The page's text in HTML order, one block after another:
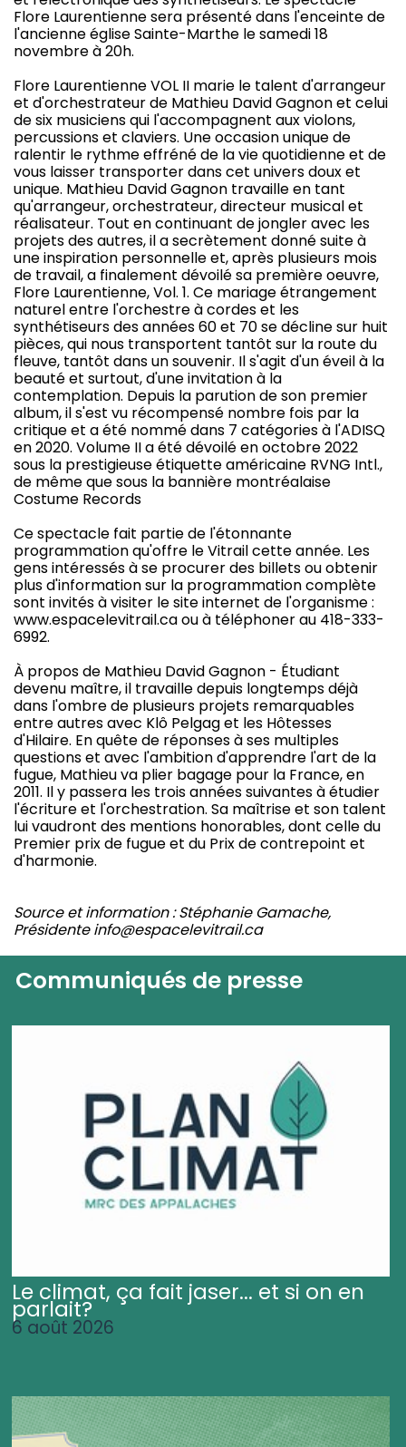
Flore Laurentienne sera présenté dans l'enceinte de
l'ancienne église Sainte-Marthe le samedi 18
novembre à 20h.
Flore Laurentienne VOL II marie le talent d'arrangeur
et d'orchestrateur de Mathieu David Gagnon et celui
de six musiciens qui l'accompagnent aux violons,
percussions et claviers. Une occasion unique de
ralentir le rythme effréné de la vie quotidienne et de
vous laisser transporter dans cet univers doux et
unique. Mathieu David Gagnon travaille en tant
qu'arrangeur, orchestrateur, directeur musical et
réalisateur. Tout en continuant de jongler avec les
projets des autres, il a secrètement donné suite à
une inspiration personnelle et, après plusieurs mois
de travail, a finalement dévoilé sa première oeuvre,
Flore Laurentienne, Vol. 1. Ce mariage étrangement
naturel entre l'orchestre à cordes et les
synthétiseurs des années 60 et 70 se décline sur huit
pièces, qui nous transportent tantôt sur la route du
fleuve, tantôt dans un souvenir. Il s'agit d'un éveil à la
beauté et surtout, d'une invitation à la
contemplation. Depuis la parution de son premier
album, il s'est vu récompensé nombre fois par la
critique et a été nommé dans 7 catégories à l'ADISQ
en 2020. Volume II a été dévoilé en octobre 2022
sous la prestigieuse étiquette américaine RVNG Intl.,
de même que sous la bannière montréalaise
Costume Records
Ce spectacle fait partie de l'étonnante
programmation qu'offre le Vitrail cette année. Les
gens intéressés à se procurer des billets ou obtenir
plus d'information sur la programmation complète
sont invités à visiter le site internet de l'organisme :
www.espacelevitrail.ca ou à téléphoner au 418-333-
6992.
À propos de Mathieu David Gagnon - Étudiant
devenu maître, il travaille depuis longtemps déjà
dans l'ombre de plusieurs projets remarquables
entre autres avec Klô Pelgag et les Hôtesses
d'Hilaire. En quête de réponses à ses multiples
questions et avec l'ambition d'apprendre l'art de la
fugue, Mathieu va plier bagage pour la France, en
2011. Il y passera les trois années suivantes à étudier
l'écriture et l'orchestration. Sa maîtrise et son talent
lui vaudront des mentions honorables, dont celle du
Premier prix de fugue et du Prix de contrepoint et
d'harmonie.
Source et information : Stéphanie Gamache,
Présidente info@espacelevitrail.ca
Communiqués de presse
Le climat, ça fait jaser... et si on en
parlait?
6 août 2026